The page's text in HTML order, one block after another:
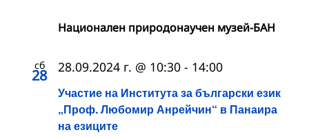
Национален природонаучен музей-БАН
сб
28
Участие на Института за български език
„Проф. Любомир Анрейчин“ в Панаира
на езиците
28.09.2024 г. @ 10:30 - 14:00